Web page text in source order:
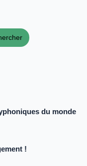
du monde
!